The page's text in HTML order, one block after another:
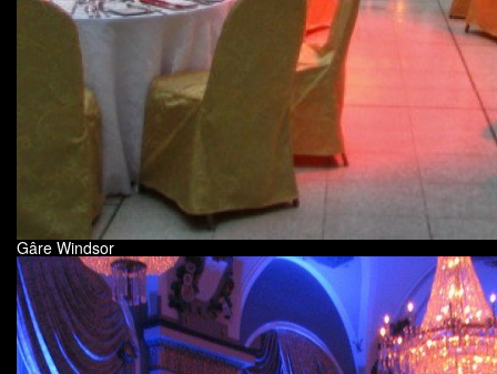
Gâre Windsor